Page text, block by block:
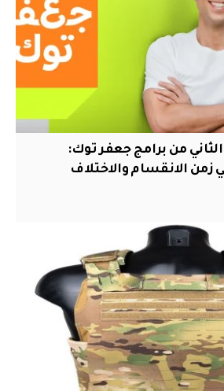
من برامج جعفر توك:
في زمن الانقسام والاختلاف